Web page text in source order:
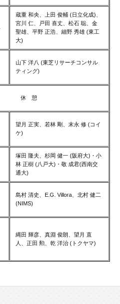
蔵重 和央、上田 俊輔 (日立化成)、
宮川 仁、戸田 喜丈、松石 聡、金
聖雄、平野 正浩、細野 秀雄 (東工
大)
山下 洋八 (東芝リサーチコンサル
ティング)
休 憩
望月 正実、若林 剛、末永 修 (コイ
ケ)
塚田 隆夫、杉岡 健一 (阪府大)・小
林 正樹 (八戸大)・敬 成君(西南交
通大)
島村 清史、E.G. Villora、北村 健二
(NIMS)
縄田 輝彦、真淵 俊朗、望月 直
人、正田 勲、乾 洋治 (トクヤマ)